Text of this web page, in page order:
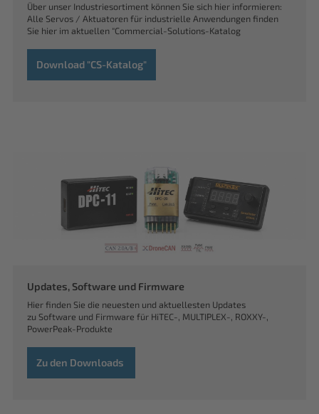
Über unser Industriesortiment können Sie sich hier informieren:
Alle Servos / Aktuatoren für industrielle Anwendungen finden
Sie hier im aktuellen "Commercial-Solutions-Katalog
Download "CS-Katalog"
Updates, Software und Firmware
Hier finden Sie die neuesten und aktuellesten Updates
zu Software und Firmware für HiTEC-, MULTIPLEX-, ROXXY-,
PowerPeak-Produkte
Zu den Downloads